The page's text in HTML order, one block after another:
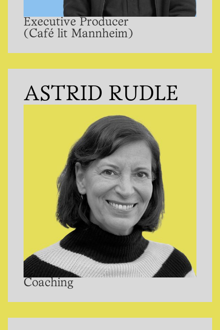
Executive Producer
(Café lit Mannheim)
ASTRID RUDLE
Coaching